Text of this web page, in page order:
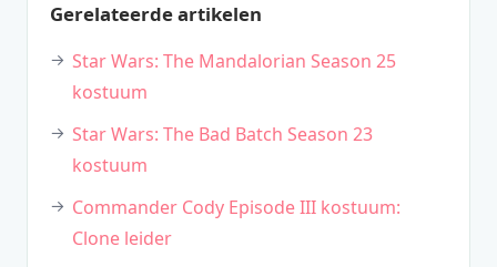
Gerelateerde artikelen
Star Wars: The Mandalorian Season 25
kostuum
Star Wars: The Bad Batch Season 23
kostuum
Commander Cody Episode III kostuum:
Clone leider